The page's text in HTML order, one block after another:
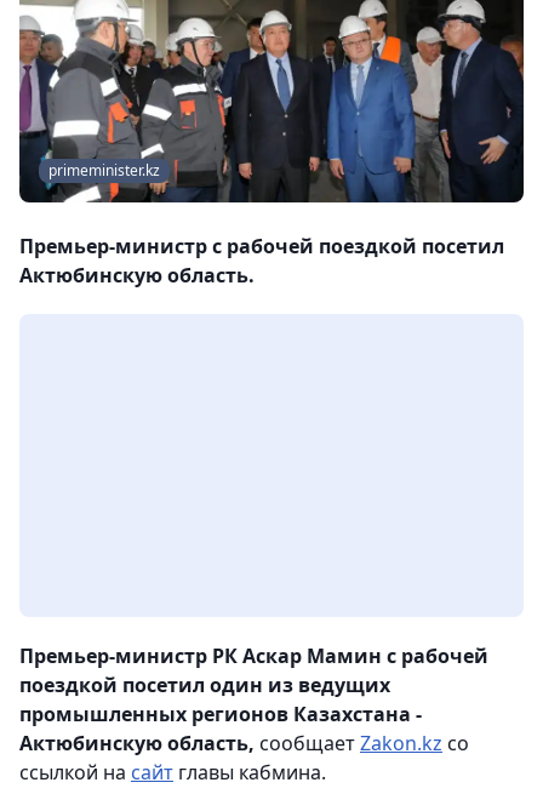
primeminister.kz
Премьер-министр с рабочей поездкой посетил
Актюбинскую область.
Премьер-министр РК Аскар Мамин с рабочей
поездкой посетил один из ведущих
промышленных регионов Казахстана -
Актюбинскую область, сообщаетZakon.kz со
ссылкой на сайт главы кабмина.